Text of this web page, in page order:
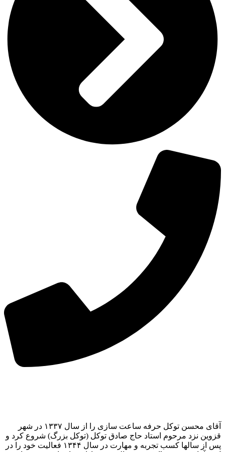
آقای محسن توکل حرفه ساعت سازی را از سال ۱۳۳۷ در شهر
قزوین نزد مرحوم استاد حاج صادق توکل (توکل بزرگ) شروع کرد و
پس از سالها کسب تجربه و مهارت در سال ۱۳۴۴ فعالیت خود را در